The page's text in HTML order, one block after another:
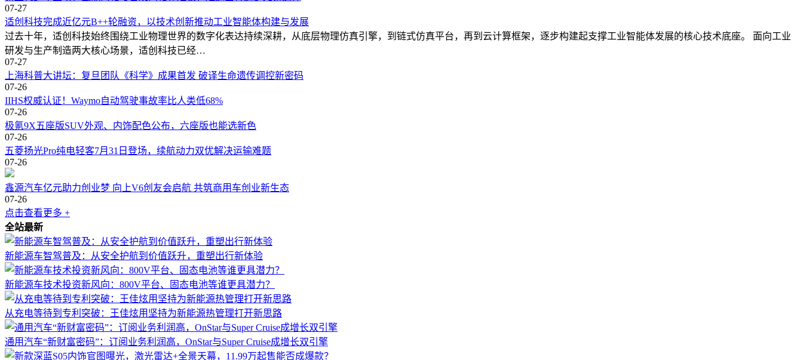
07-27
适创科技完成近亿元B++轮融资，以技术创新推动工业智能体构建与发展
过去十年，适创科技始终围绕工业物理世界的数字化表达持续深耕，从底层物理仿真引擎，到链式仿真平台，再到云计算框架，逐步构建起支撑工业智能体发展的核心技术底座。 面向工业
研发与生产制造两大核心场景，适创科技已经…
07-27
上海科普大讲坛：复旦团队《科学》成果首发 破译生命遗传调控新密码
07-26
IIHS权威认证！Waymo自动驾驶事故率比人类低68%
07-26
极氪9X五座版SUV外观、内饰配色公布，六座版也能选新色
07-26
五菱扬光Pro纯电轻客7月31日登场，续航动力双优解决运输难题
07-26
鑫源汽车亿元助力创业梦 向上V6创友会启航 共筑商用车创业新生态
07-26
点击查看更多 +
全站最新
新能源车智驾普及：从安全护航到价值跃升，重塑出行新体验
新能源车技术投资新风向：800V平台、固态电池等谁更具潜力？
从充电等待到专利突破：王佳炫用坚持为新能源热管理打开新思路
通用汽车“新财富密码”：订阅业务利润高，OnStar与Super Cruise成增长双引擎